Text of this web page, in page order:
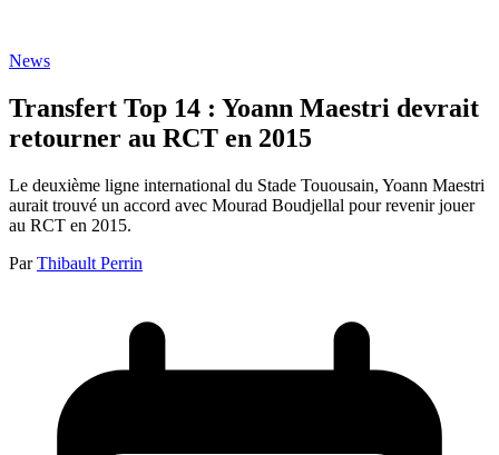
News
Transfert Top 14 : Yoann Maestri devrait
retourner au RCT en 2015
Le deuxième ligne international du Stade Touousain, Yoann Maestri
aurait trouvé un accord avec Mourad Boudjellal pour revenir jouer
au RCT en 2015.
Par Thibault Perrin